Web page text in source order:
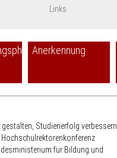
Links
Anerkennung
gestalten, Studienerfolg verbessern
für Bildung und